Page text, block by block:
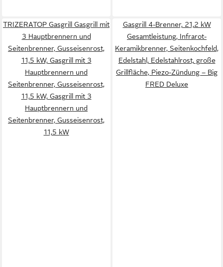
TRIZERATOP Gasgrill Gasgrill mit
3 Hauptbrennern und
Seitenbrenner, Gusseisenrost,
11,5 kW, Gasgrill mit 3
Hauptbrennern und
Seitenbrenner, Gusseisenrost,
11,5 kW, Gasgrill mit 3
Hauptbrennern und
Seitenbrenner, Gusseisenrost,
11,5 kW
Gasgrill 4-Brenner, 21,2 kW
Gesamtleistung, Infrarot-
Keramikbrenner, Seitenkochfeld,
Edelstahl, Edelstahlrost, große
Grillfläche, Piezo-Zündung – Big
FRED Deluxe